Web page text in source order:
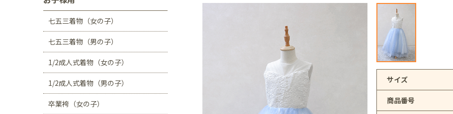
つくば学園の森店
静岡県
サイズ
商品番号
七五三着物（女の子）
七五三着物（男の子）
1/2成人式着物（女の子）
1/2成人式着物（男の子）
卒業袴（女の子）